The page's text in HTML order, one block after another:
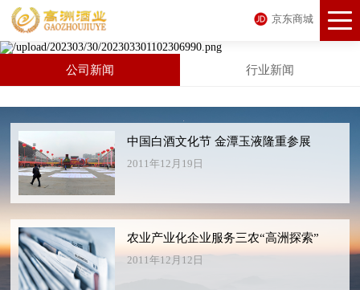
京东商城
公司新闻 行业新闻
中国白酒文化节 金潭玉液隆重参展
2011年12月19日
农业产业化企业服务三农“高洲探索”
2011年12月12日